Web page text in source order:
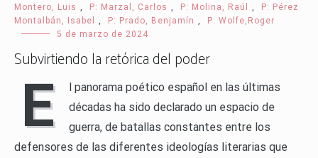
Montero, Luis , P: Marzal, Carlos , P: Molina, Raúl ,
P: Pérez
Montalbán, Isabel
, P: Prado, Benjamín ,
P: Wolfe,Roger
5 de marzo de 2024
Subvirtiendo la retórica del poder
E
l panorama poético español en las últimas
décadas ha sido declarado un espacio de
guerra, de batallas constantes entre los
defensores de las diferentes ideologías literarias que